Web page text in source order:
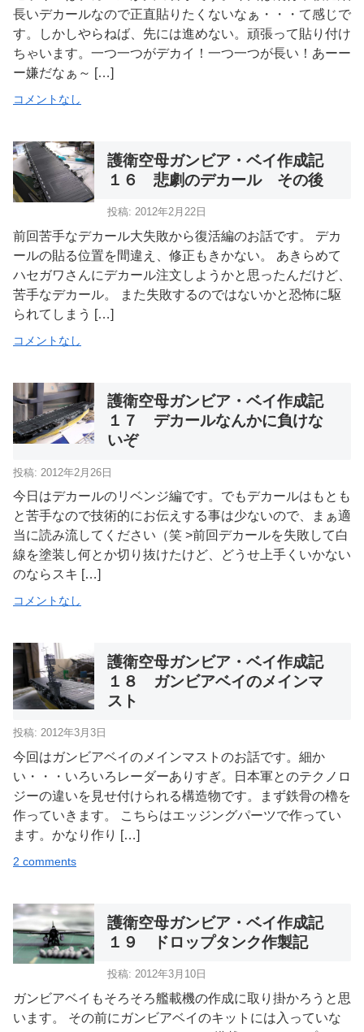
長いデカールなので正直貼りたくないなぁ・・・て感じで
す。しかしやらねば、先には進めない。頑張って貼り付け
ちゃいます。一つ一つがデカイ！一つ一つが長い！あーー
ー嫌だなぁ～ […]
コメントなし
護衛空母ガンビア・ベイ作成記
１６ 悲劇のデカール その後
投稿: 2012年2月22日
前回苦手なデカール大失敗から復活編のお話です。 デカ
ールの貼る位置を間違え、修正もきかない。 あきらめて
ハセガワさんにデカール注文しようかと思ったんだけど、
苦手なデカール。 また失敗するのではないかと恐怖に駆
られてしまう […]
コメントなし
護衛空母ガンビア・ベイ作成記
１７ デカールなんかに負けな
いぞ
投稿: 2012年2月26日
今日はデカールのリベンジ編です。でもデカールはもとも
と苦手なので技術的にお伝えする事は少ないので、まぁ適
当に読み流してください（笑 >前回デカールを失敗して白
線を塗装し何とか切り抜けたけど、どうせ上手くいかない
のならスキ […]
コメントなし
護衛空母ガンビア・ベイ作成記
１８ ガンビアベイのメインマ
スト
投稿: 2012年3月3日
今回はガンビアベイのメインマストのお話です。細か
い・・・いろいろレーダーありすぎ。日本軍とのテクノロ
ジーの違いを見せ付けられる構造物です。まず鉄骨の櫓を
作っていきます。 こちらはエッジングパーツで作ってい
ます。かなり作り […]
2 comments
護衛空母ガンビア・ベイ作成記
１９ ドロップタンク作製記
投稿: 2012年3月10日
ガンビアベイもそろそろ艦載機の作成に取り掛かろうと思
います。 その前にガンビアベイのキットには入っていな